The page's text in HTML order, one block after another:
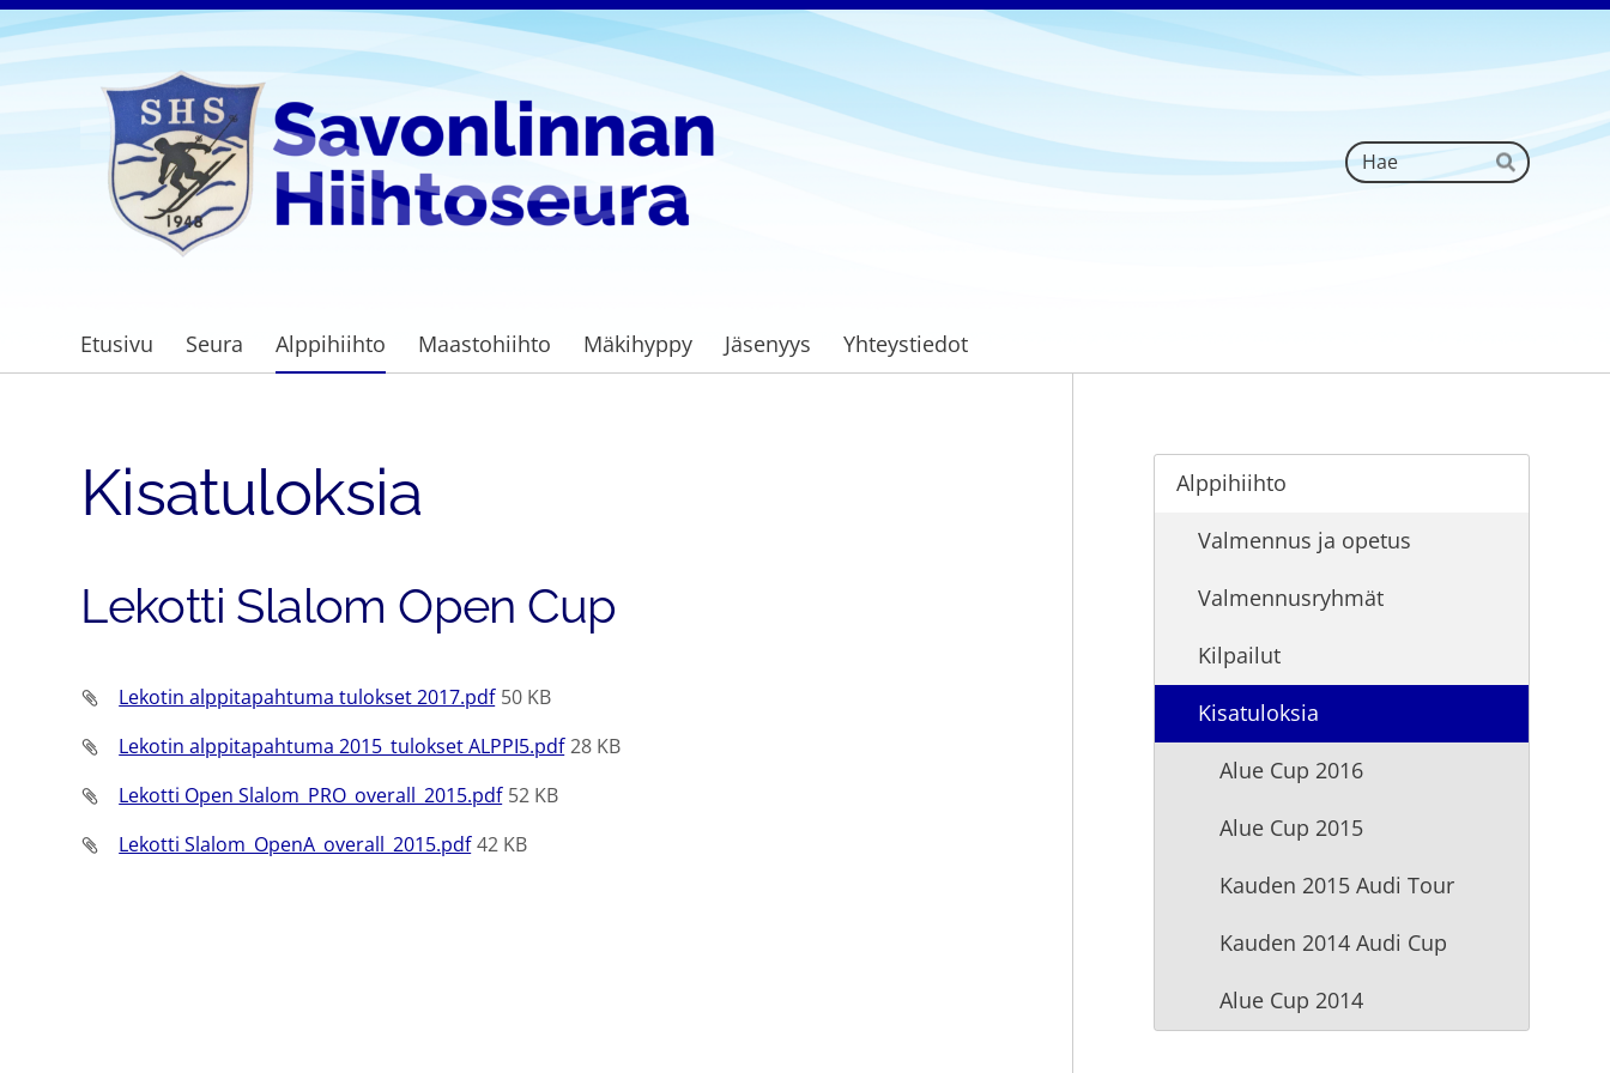
Siirry
sivun
sisältöön
Savonlinnan Hiihtoseura
Haku
Hae
Etusivu Seura Alppihiihto Maastohiihto Mäkihyppy Jäsenyys Yhteystiedot
Kisatuloksia
Lekotti Slalom Open Cup
Lekotin alppitapahtuma tulokset 2017.pdf 50 KB
Lekotin alppitapahtuma 2015_tulokset ALPPI5.pdf 28 KB
Lekotti Open Slalom_PRO_overall_2015.pdf 52 KB
Lekotti Slalom_OpenA_overall_2015.pdf 42 KB
Alppihiihto
Valmennus ja opetus
Valmennusryhmät
Kilpailut
Kisatuloksia
Alue Cup 2016
Alue Cup 2015
Kauden 2015 Audi Tour
Kauden 2014 Audi Cup
Alue Cup 2014